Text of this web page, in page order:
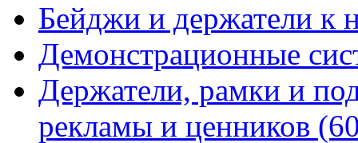
Бейджи и держатели к
Демонстрационные
Держатели, рамки и
рекламы и ценников